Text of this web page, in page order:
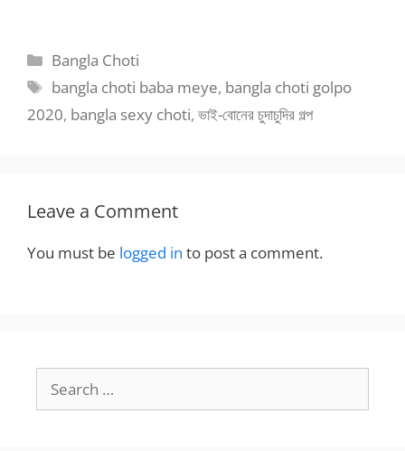
ma shari tule
chumu khete
laglam
Categories
Bangla Choti
Tags
bangla choti baba meye, bangla choti golpo
2020, bangla sexy choti, ভাই-বোনের চুদাচুদির গল্প
Leave a Comment
You must be logged in to post a comment.
for: